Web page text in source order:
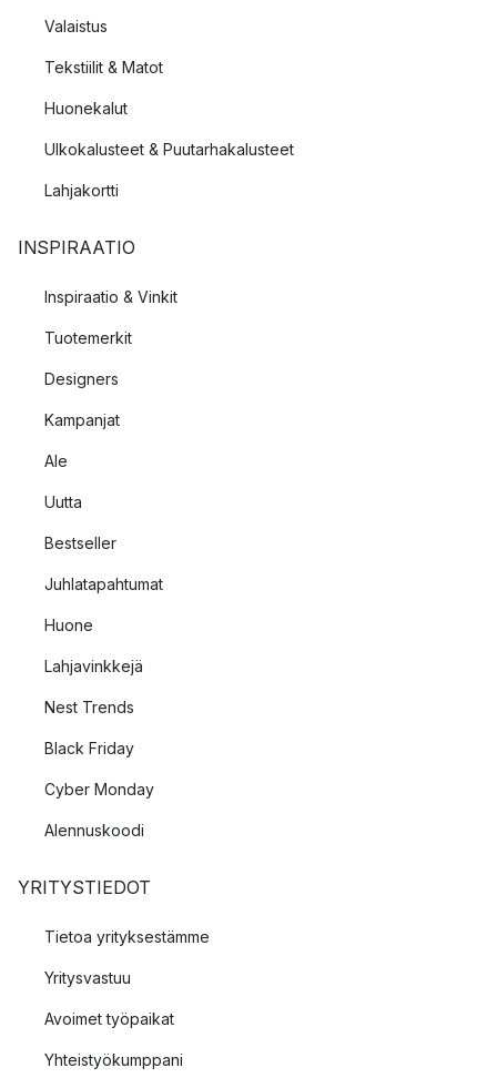
Valaistus
Tekstiilit & Matot
Huonekalut
Ulkokalusteet & Puutarhakalusteet
Lahjakortti
INSPIRAATIO
Inspiraatio & Vinkit
Tuotemerkit
Designers
Kampanjat
Ale
Uutta
Bestseller
Juhlatapahtumat
Huone
Lahjavinkkejä
Nest Trends
Black Friday
Cyber Monday
Alennuskoodi
YRITYSTIEDOT
Tietoa yrityksestämme
Yritysvastuu
Avoimet työpaikat
Yhteistyökumppani